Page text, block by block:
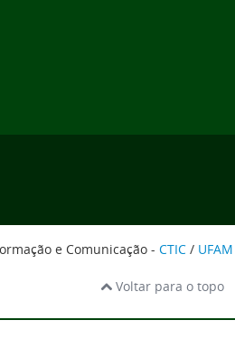
e Comunicação - CTIC / UFAM
Voltar para o topo